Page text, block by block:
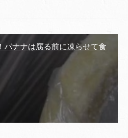
バナナは腐る前に凍らせて食